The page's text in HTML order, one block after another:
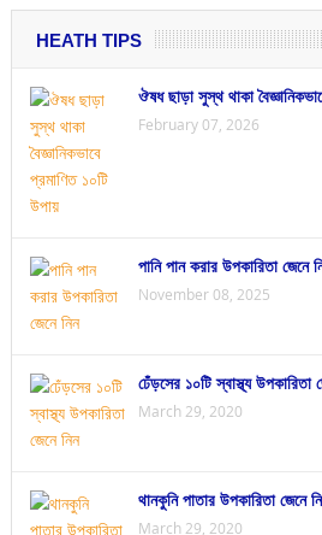
HEATH TIPS
ঔষধ ছাড়া সুস্থ থাকা
February 07, 2026
পানি পান করার উপকারিতা জেনে
November 08, 2025
ঢেঁড়সের ১০টি স্বাস্থ্য উপকারিতা
March 29, 2020
থানকুনি পাতার উপকারিতা জেনে
March 29, 2020